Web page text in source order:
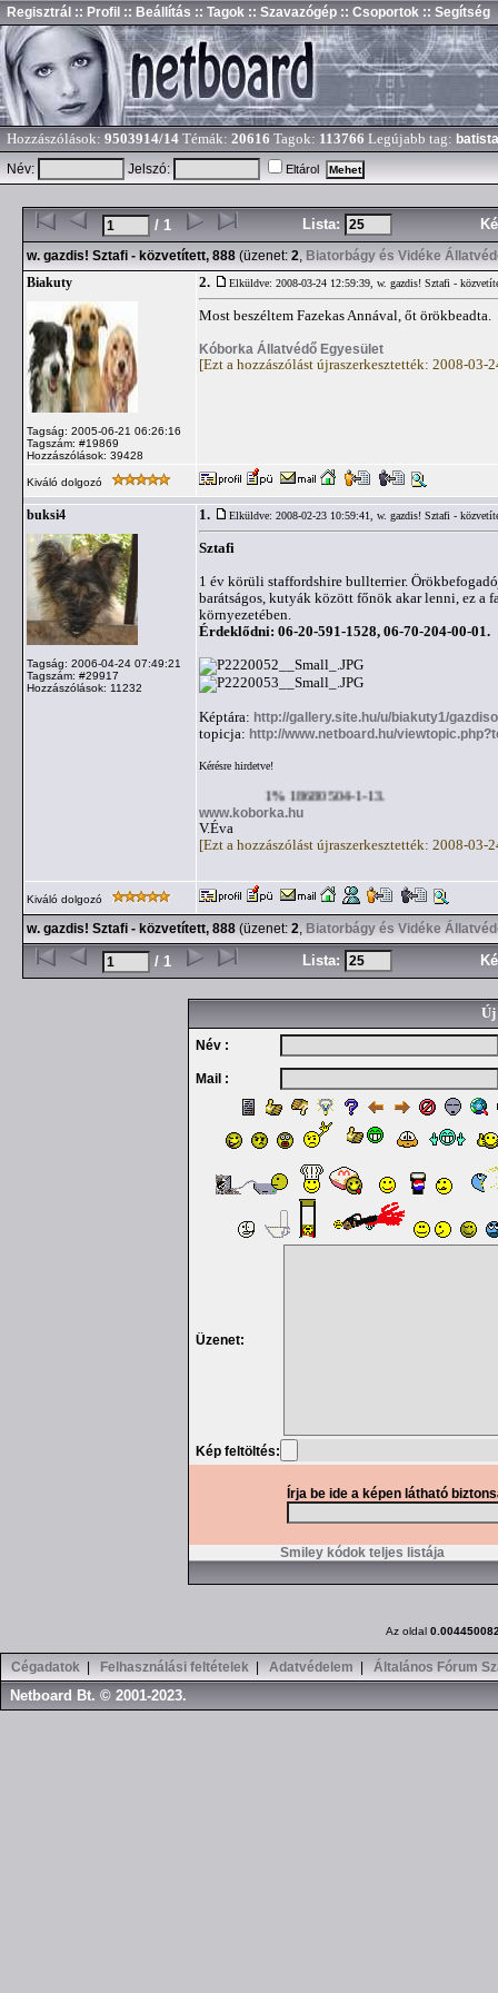
Regisztrál :: Profil :: Beállítás :: Tagok :: Szavazógép :: Csoportok :: Segítség
Hozzászólások: 9503914/14 Témák: 20616 Tagok: 113766 Legújabb tag: batista
Név:
Jelszó: Eltárol
/ 1 Lista:
w. gazdis! Sztafi - közvetített, 888 (üzenet: 2, Biatorbágy és Vidéke
Biakuty
Tagság: 2005-06-21 06:26:16
Tagszám: #19869
Hozzászólások: 39428
2. Elküldve: 2008-03-24 12:59:39, w. gazdis! Sztafi -
Most beszéltem Fazekas Annával, őt örökbeadta.
Kóborka Állatvédő Egyesület
[Ezt a hozzászólást újraszerkesztették: 2008-03-
Kiváló dolgozó
buksi4
Tagság: 2006-04-24 07:49:21
Tagszám: #29917
Hozzászólások: 11232
1. Elküldve: 2008-02-23 10:59:41, w. gazdis! Sztafi -
Sztafi
1 év körüli staffordshire bullterrier.
barátságos, kutyák között főnök akar lenni, ez a
környezetében.
Érdeklődni: 06-20-591-1528, 06-70-204-00-01.
Képtára: http://gallery.site.hu/u/biakuty1/
topicja: http://www.netboard.hu/
Kérésre hirdetve!
1% 18680504-1-13.
www.koborka.hu
V.Éva
[Ezt a hozzászólást újraszerkesztették: 2008-03-
Kiváló dolgozó
w. gazdis! Sztafi - közvetített, 888 (üzenet: 2, Biatorbágy és Vidéke
/ 1 Lista:
Új
Név :
Mail :
Üzenet:
Kép feltöltés:
Írja be ide a képen látható
Smiley kódok teljes listája
Az oldal
Cégadatok Felhasználási feltételek Adatvédelem Általános Fórum
Netboard Bt. © 2001-2023.